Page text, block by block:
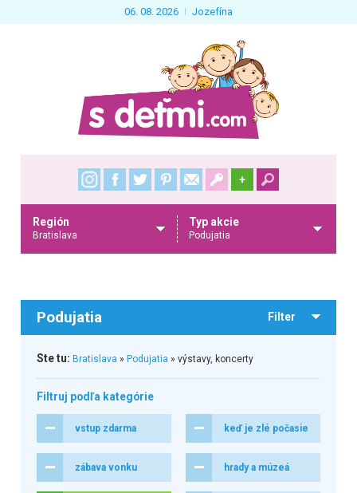
06. 08. 2026 Jozefína
+
Región
Bratislava
Typ akcie
Podujatia
Podujatia Filter
Ste tu: Bratislava » Podujatia » výstavy, koncerty
Filtruj podľa kategórie
vstup zdarma keď je zlé počasie
zábava vonku hrady a múzeá